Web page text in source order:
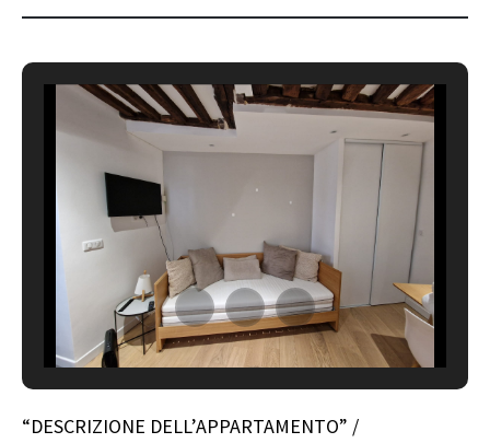
“DESCRIZIONE DELL’APPARTAMENTO” /